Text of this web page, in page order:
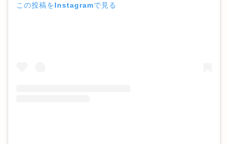
この投稿をInstagramで見る